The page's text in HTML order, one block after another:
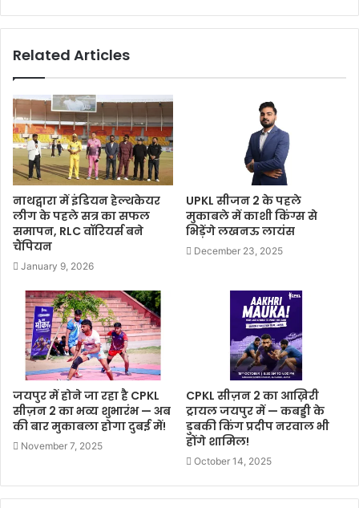
Related Articles
नाथद्वारा में इंडियन हेल्थकेयर
लीग के पहले सत्र का सफल
समापन, RLC वॉरियर्स बने
चैंपियन
January 9, 2026
UPKL सीजन 2 के पहले
मुकाबले में काशी किंग्स से
भिड़ेंगे लखनऊ लायंस
December 23, 2025
जयपुर में होने जा रहा है CPKL
सीज़न 2 का भव्य शुभारंभ — अब
की बार मुकाबला होगा दुबई में!
November 7, 2025
CPKL सीज़न 2 का आख़िरी
ट्रायल जयपुर में — कबड्डी के
डुबकी किंग प्रदीप नरवाल भी
होंगे शामिल!
October 14, 2025